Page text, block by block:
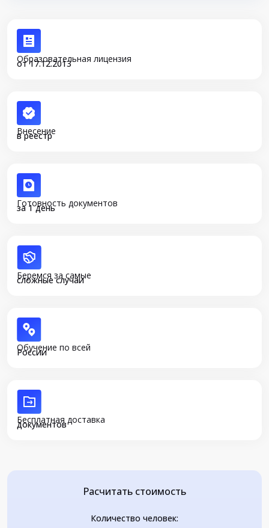
Образовательная лицензия
от 17.12.2013
Внесение
в реестр
Готовность документов
за 1 день
Беремся за самые
сложные случаи
Обучение по всей
России
Бесплатная доставка
документов
Расчитать стоимость
Количество человек: